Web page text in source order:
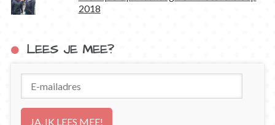
2018
LEES JE MEE?
mailadres